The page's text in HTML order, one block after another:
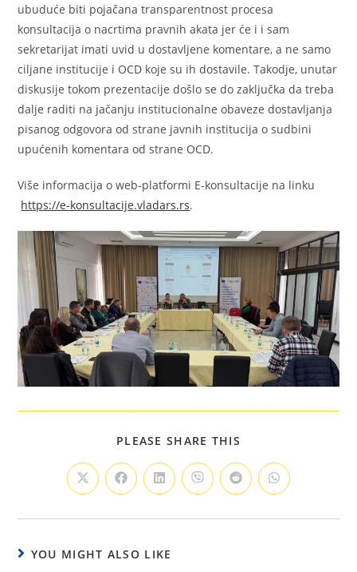
ubuduće biti pojačana transparentnost procesa
konsultacija o nacrtima pravnih akata jer će i i sam
sekretarijat imati uvid u dostavljene komentare, a ne samo
ciljane institucije i OCD koje su ih dostavile. Takodje, unutar
diskusije tokom prezentacije došlo se do zaključka da treba
dalje raditi na jačanju institucionalne obaveze dostavljanja
pisanog odgovora od strane javnih institucija o sudbini
upućenih komentara od strane OCD.
Više informacija o web-platformi E-konsultacije na linku
https://e-konsultacije.vladars.rs.
PLEASE SHARE THIS
YOU MIGHT ALSO LIKE